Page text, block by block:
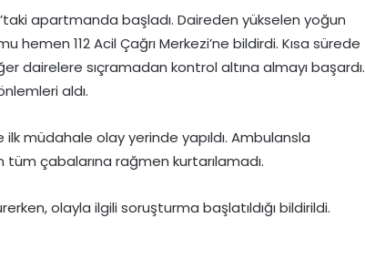
apartmanda başladı. Daireden yükselen yoğun
112 Acil Çağrı Merkezi’ne bildirdi. Kısa sürede
dairelere sıçramadan kontrol altına almayı başardı.
aldı.
müdahale olay yerinde yapıldı. Ambulansla
çabalarına rağmen kurtarılamadı.
olayla ilgili soruşturma başlatıldığı bildirildi.